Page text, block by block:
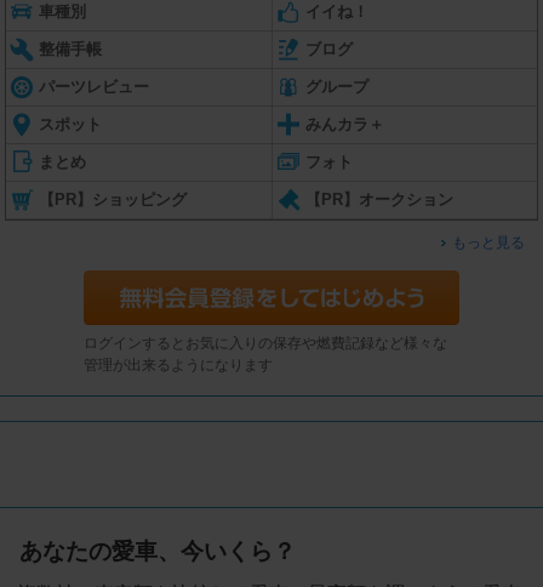
車種別 イイね！
整備手帳 ブログ
パーツレビュー グループ
スポット みんカラ＋
まとめ フォト
【PR】ショッピング 【PR】オークション
もっと見る
ログインするとお気に入りの保存や燃費記録など様々な
管理が出来るようになります
あなたの愛車、今いくら？